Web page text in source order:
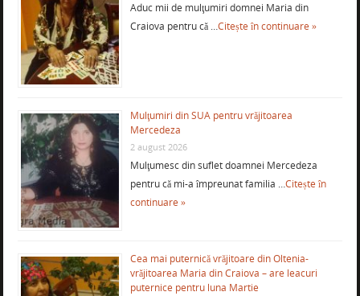
Aduc mii de mulţumiri domnei Maria din
Craiova pentru că …Citește în continuare »
Mulţumiri din SUA pentru vrăjitoarea
Mercedeza
2 august 2026
Mulţumesc din suflet doamnei Mercedeza
pentru că mi-a împreunat familia …Citește în
continuare »
Cea mai puternică vrăjitoare din Oltenia-
vrăjitoarea Maria din Craiova – are leacuri
puternice pentru luna Martie